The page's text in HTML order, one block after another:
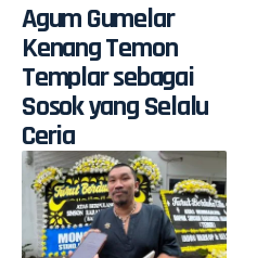
Agum Gumelar
Kenang Temon
Templar sebagai
Sosok yang Selalu
Ceria